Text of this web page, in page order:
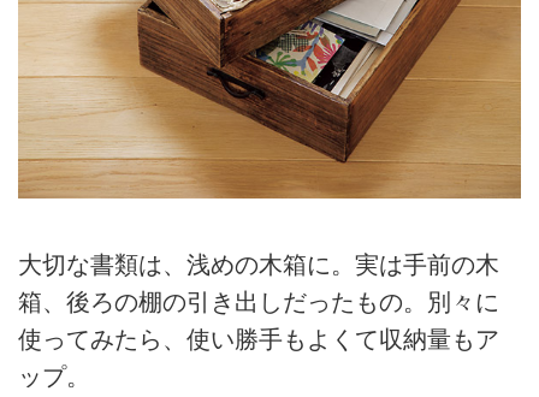
大切な書類は、浅めの木箱に。実は手前の木
箱、後ろの棚の引き出しだったもの。別々に
使ってみたら、使い勝手もよくて収納量もア
ップ。